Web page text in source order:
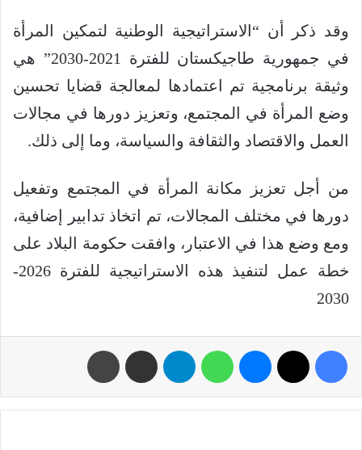
وقد ذكر أن “الاستراتيجية الوطنية لتمكين المرأة
في جمهورية طاجيكستان للفترة 2021-2030” هي
وثيقة برنامجية تم اعتمادها لمعالجة قضايا تحسين
وضع المرأة في المجتمع، وتعزيز دورها في مجالات
العمل والاقتصاد والثقافة والسياسة، وما إلى ذلك.
من أجل تعزيز مكانة المرأة في المجتمع وتفعيل
دورها في مختلف المجالات، تم اتخاذ تدابير إضافية،
ومع وضع هذا في الاعتبار، وافقت حكومة البلاد على
خطة عمل لتنفيذ هذه الاستراتيجية للفترة 2026-
2030